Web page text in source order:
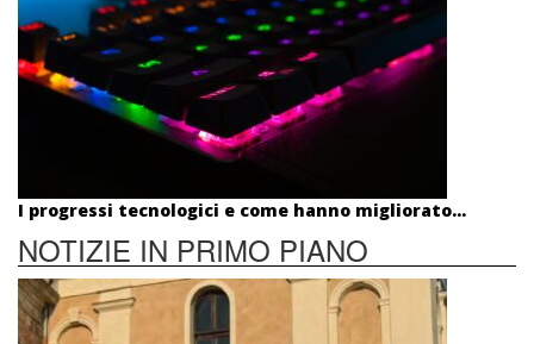
I progressi tecnologici e come hanno migliorato...
NOTIZIE IN PRIMO PIANO